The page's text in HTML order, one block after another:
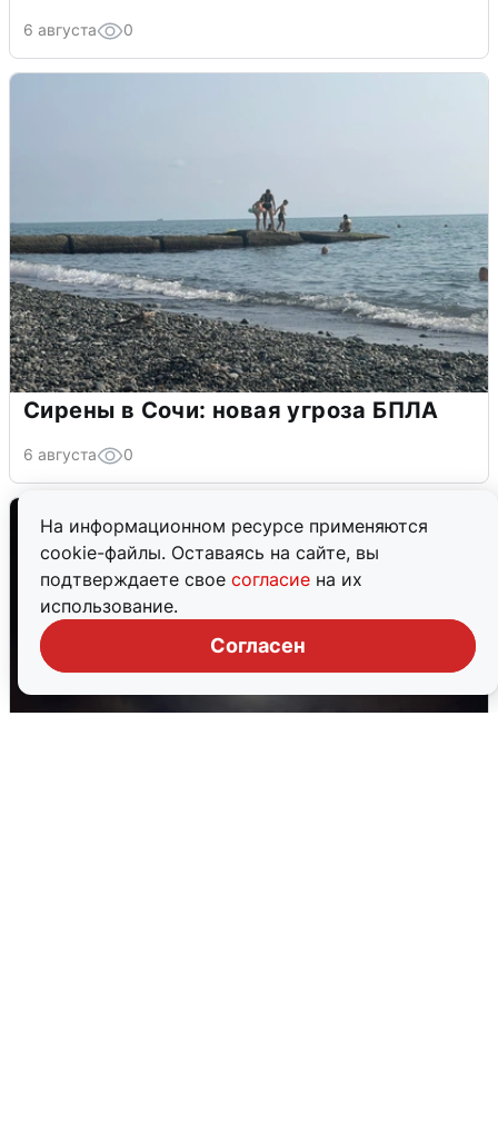
На информационном ресурсе применяются
cookie-файлы. Оставаясь на сайте, вы
подтверждаете свое согласие на их
использование.
Согласен
6 августа 0
Сирены в Сочи: новая угроза БПЛА
6 августа 0